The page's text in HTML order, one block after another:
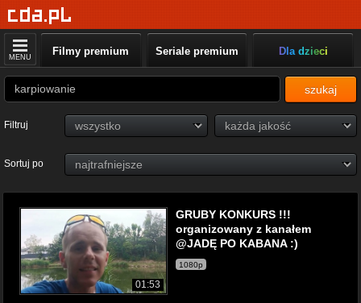
MENU Filmy premium Seriale premium Dla dzieci
szukaj
Filtruj
Sortuj po
01:53
GRUBY KONKURS !!!
organizowany z kanałem
@JADĘ PO KABANA :)
1080p